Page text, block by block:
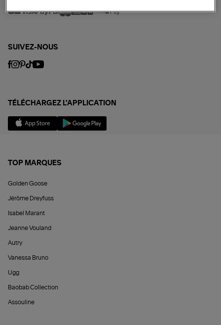
SUIVEZ-NOUS
TÉLÉCHARGEZ L'APPLICATION
TOP MARQUES
Golden Goose
Jérôme Dreyfuss
Isabel Marant
Jeanne Vouland
Autry
Vanessa Bruno
Ugg
Baobab Collection
Assouline